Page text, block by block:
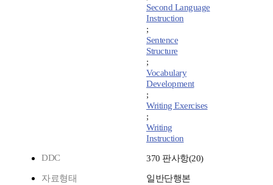
Second Language
Instruction
;
Sentence
Structure
;
Vocabulary
Development
;
Writing Exercises
;
Writing
Instruction
DDC
370 판사항(20)
자료형태 일반단행본